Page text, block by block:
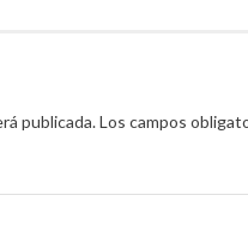
publicada.Los campos